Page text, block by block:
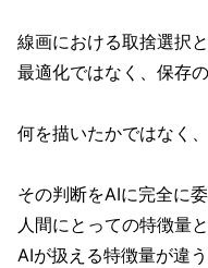
線画における取捨選択と
最適化ではなく、保存の
何を描いたかではなく
その判断をAIに完全に
人間にとっての特徴量と
AIが扱える特徴量が違う